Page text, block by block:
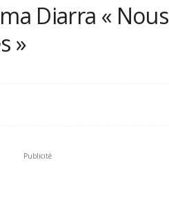
Diarra « Nous
»
Publicité